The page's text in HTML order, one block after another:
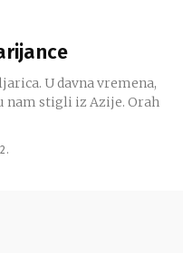
U davna vremena,
stigli iz Azije. Orah